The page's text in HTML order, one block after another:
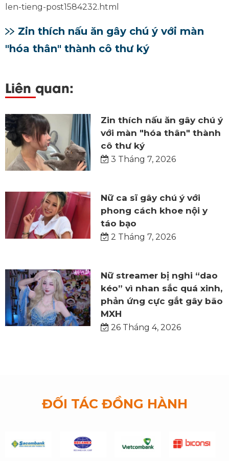
len-tieng-post1584232.html
Zin thích nấu ăn gây chú ý với màn
"hóa thân" thành cô thư ký
Liên quan:
Zin thích nấu ăn gây chú ý
với màn "hóa thân" thành
cô thư ký
3 Tháng 7, 2026
Nữ ca sĩ gây chú ý với
phong cách khoe nội y
táo bạo
2 Tháng 7, 2026
Nữ streamer bị nghi “dao
kéo” vì nhan sắc quá xinh,
phản ứng cực gắt gây bão
MXH
26 Tháng 4, 2026
ĐỐI TÁC ĐỒNG HÀNH